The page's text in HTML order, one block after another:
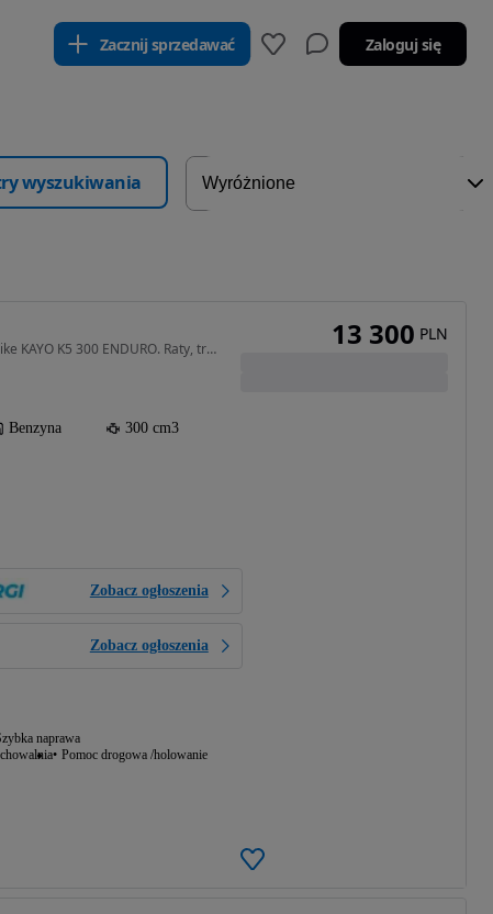
Zacznij sprzedawać Zaloguj się
wyszukiwania
300 cm3 • 26 KM • Dirt Bike KAYO K5 300 ENDURO. Raty, transport cały kraj
Benzyna
300 cm3
Zobacz ogłoszenia
Zobacz ogłoszenia
naprawa
Pomoc drogowa /holowanie
13 300 PLN